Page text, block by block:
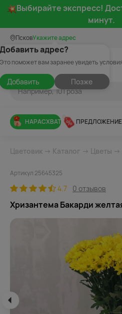
Выбирайте экспресс!
минут.
ПсковУкажите адрес
адрес?
поможет вам заранее увидеть
Добавить Позже
НАРАСХВАТ
Цветовик → Каталог → Цветы →
Артикул 25645325
4.7 0 отзывов
Хризантема Бакарди